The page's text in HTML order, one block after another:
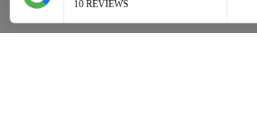
Acessórios
Instagram
política de Privacidade
Termos e Condições